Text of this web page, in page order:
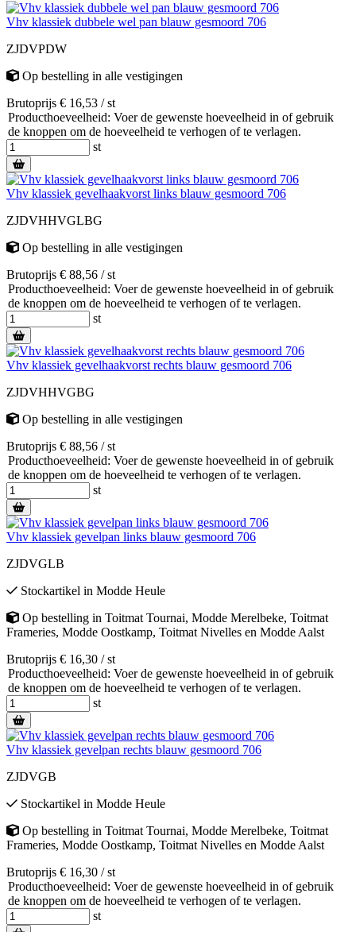
Vhv klassiek dubbele wel pan blauw gesmoord 706
ZJDVPDW
Op bestelling in alle vestigingen
Brutoprijs € 16,53 / st
Producthoeveelheid: Voer de gewenste hoeveelheid in of gebruik
de knoppen om de hoeveelheid te verhogen of te verlagen.
st
Vhv klassiek gevelhaakvorst links blauw gesmoord 706
ZJDVHHVGLBG
Op bestelling in alle vestigingen
Brutoprijs € 88,56 / st
Producthoeveelheid: Voer de gewenste hoeveelheid in of gebruik
de knoppen om de hoeveelheid te verhogen of te verlagen.
st
Vhv klassiek gevelhaakvorst rechts blauw gesmoord 706
ZJDVHHVGBG
Op bestelling in alle vestigingen
Brutoprijs € 88,56 / st
Producthoeveelheid: Voer de gewenste hoeveelheid in of gebruik
de knoppen om de hoeveelheid te verhogen of te verlagen.
st
Vhv klassiek gevelpan links blauw gesmoord 706
ZJDVGLB
Stockartikel in Modde Heule
Op bestelling in Toitmat Tournai, Modde Merelbeke, Toitmat
Frameries, Modde Oostkamp, Toitmat Nivelles en Modde Aalst
Brutoprijs € 16,30 / st
Producthoeveelheid: Voer de gewenste hoeveelheid in of gebruik
de knoppen om de hoeveelheid te verhogen of te verlagen.
st
Vhv klassiek gevelpan rechts blauw gesmoord 706
ZJDVGB
Stockartikel in Modde Heule
Op bestelling in Toitmat Tournai, Modde Merelbeke, Toitmat
Frameries, Modde Oostkamp, Toitmat Nivelles en Modde Aalst
Brutoprijs € 16,30 / st
Producthoeveelheid: Voer de gewenste hoeveelheid in of gebruik
de knoppen om de hoeveelheid te verhogen of te verlagen.
st